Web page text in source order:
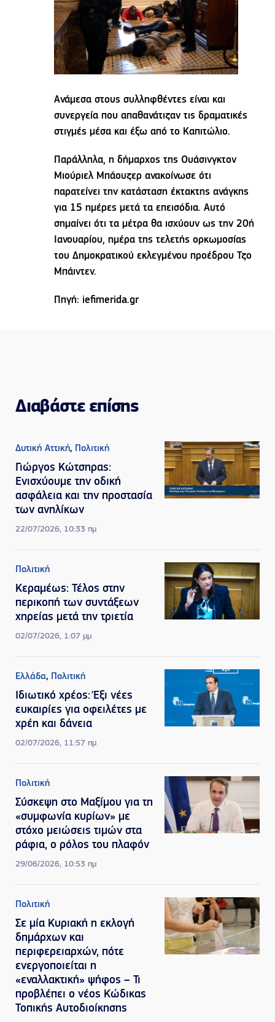
Ανάμεσα στους συλληφθέντες είναι και
συνεργεία που απαθανάτιζαν τις δραματικές
στιγμές μέσα και έξω από το Καπιτώλιο.
Παράλληλα, η δήμαρχος της Ουάσινγκτον
Μιούριελ Μπάουζερ ανακοίνωσε ότι
παρατείνει την κατάσταση έκτακτης ανάγκης
για 15 ημέρες μετά τα επεισόδια. Αυτό
σημαίνει ότι τα μέτρα θα ισχύουν ως την 20ή
Ιανουαρίου, ημέρα της τελετής ορκωμοσίας
του Δημοκρατικού εκλεγμένου προέδρου Τζο
Μπάιντεν.
Πηγή: iefimerida.gr
Διαβάστε επίσης
Δυτική Αττική, Πολιτική
Γιώργος Κώτσηρας:
Ενισχύουμε την οδική
ασφάλεια και την προστασία
των ανηλίκων
22/07/2026, 10:33 πμ
Πολιτική
Κεραμέως: Τέλος στην
περικοπή των συντάξεων
χηρείας μετά την τριετία
02/07/2026, 1:07 μμ
Ελλάδα, Πολιτική
Ιδιωτικό χρέος: Έξι νέες
ευκαιρίες για οφειλέτες με
χρέη και δάνεια
02/07/2026, 11:57 πμ
Πολιτική
Σύσκεψη στο Μαξίμου για τη
«συμφωνία κυρίων» με
στόχο μειώσεις τιμών στα
ράφια, ο ρόλος του πλαφόν
29/06/2026, 10:53 πμ
Πολιτική
Σε μία Κυριακή η εκλογή
δημάρχων και
περιφερειαρχών, πότε
ενεργοποιείται η
«εναλλακτική» ψήφος – Τι
προβλέπει ο νέος Κώδικας
Τοπικής Αυτοδιοίκησης